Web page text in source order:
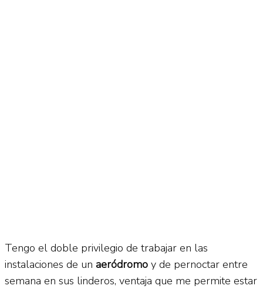
Tengo el doble privilegio de trabajar en las
instalaciones de un aeródromo y de pernoctar entre
semana en sus linderos, ventaja que me permite estar